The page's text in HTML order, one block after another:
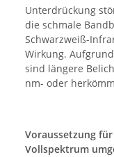
Unterdrückung
die schmale
Schwarzweiß-
Wirkung.
sind längere
nm- oder
Voraussetzung
Vollspektrum